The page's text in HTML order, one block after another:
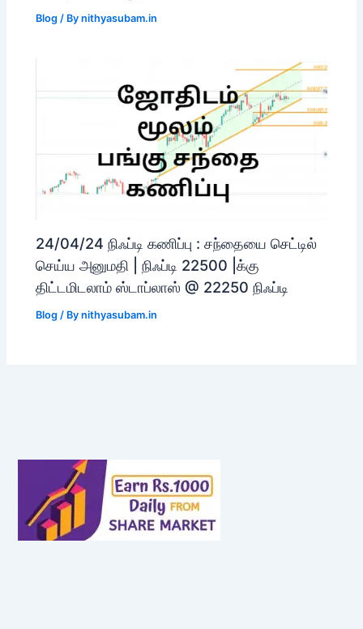
Blog / Bynithyasubam.in
24/04/24 நிஃப்டி கணிப்பு : சந்தையை செட்டில்
செய்ய அனுமதி | நிஃப்டி 22500 |க்கு
திட்டமிடலாம் ஸ்டாப்லாஸ் @ 22250 நிஃப்டி
Blog / Bynithyasubam.in